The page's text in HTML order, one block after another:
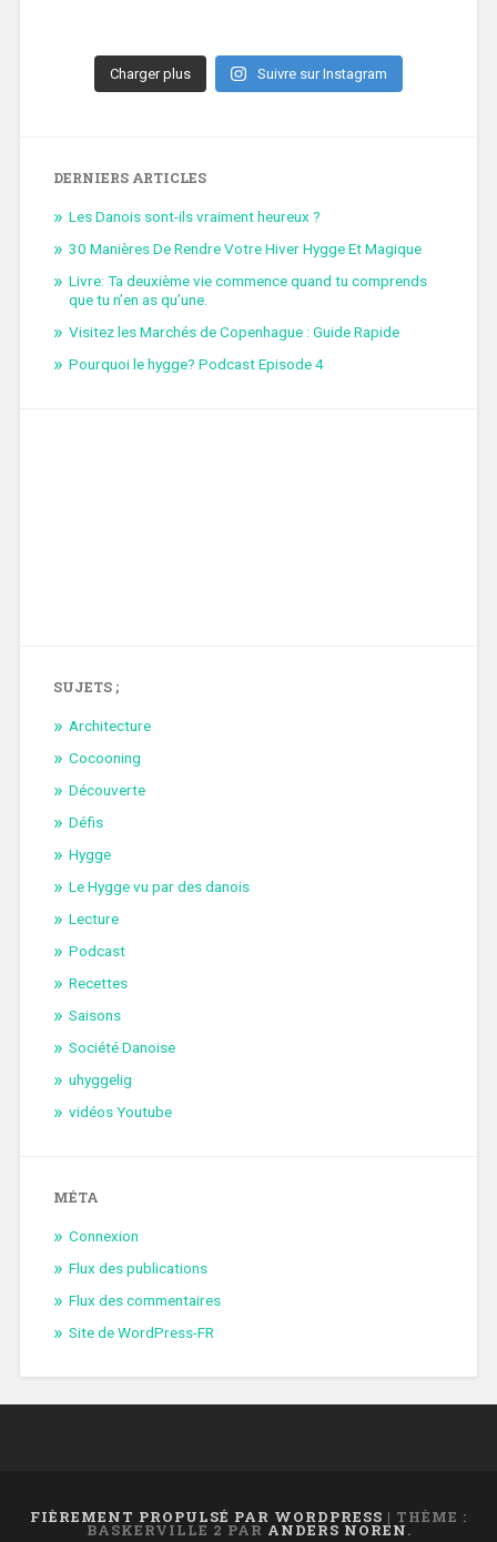
Charger plus Suivre sur Instagram
DERNIERS ARTICLES
Les Danois sont-ils vraiment heureux ?
30 Manières De Rendre Votre Hiver Hygge Et Magique
Livre: Ta deuxième vie commence quand tu comprends
que tu n’en as qu’une.
Visitez les Marchés de Copenhague : Guide Rapide
Pourquoi le hygge? Podcast Episode 4
SUJETS ;
Architecture
Cocooning
Découverte
Défis
Hygge
Le Hygge vu par des danois
Lecture
Podcast
Recettes
Saisons
Société Danoise
uhyggelig
vidéos Youtube
MÉTA
Connexion
Flux des publications
Flux des commentaires
Site de WordPress-FR
FIÈREMENT PROPULSÉ PAR WORDPRESS | THÈME :
BASKERVILLE 2 PAR ANDERS NOREN.